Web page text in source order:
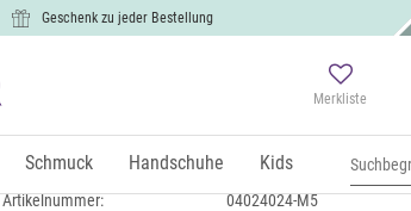
Geschenk zu jeder Bestellung
Merkliste
Schmuck Handschuhe Kids
Beanie mit Strass Nieten
8,99 €
inkl. MwSt., zzgl.Versand
Artikelnummer:
04024024-M5